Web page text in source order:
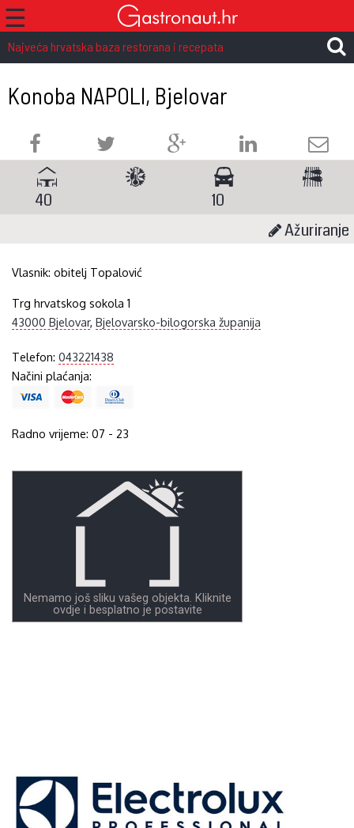
☰
Najveća hrvatska baza restorana i recepata
Konoba NAPOLI, Bjelovar
40
10
Ažuriranje
Vlasnik:obitelj Topalović
Trg hrvatskog sokola 1
43000 Bjelovar,Bjelovarsko-bilogorska županija
Telefon:043221438
Načini plaćanja:
Radno vrijeme: 07 - 23
Nemamo još sliku vašeg objekta. Kliknite
ovdje i besplatno je postavite